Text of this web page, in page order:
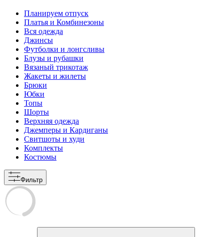
Планируем отпуск
Платья и Комбинезоны
Вся одежда
Джинсы
Футболки и лонгсливы
Блузы и рубашки
Вязаный трикотаж
Жакеты и жилеты
Брюки
Юбки
Топы
Шорты
Верхняя одежда
Джемперы и Кардиганы
Свитшоты и худи
Комплекты
Костюмы
Фильтр